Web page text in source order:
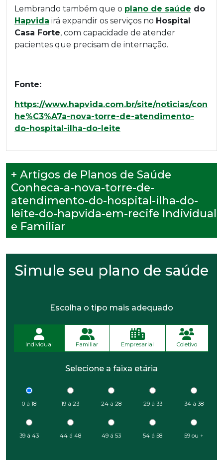
Lembrando também que o plano de saúde do
Hapvida irá expandir os serviços no Hospital
Casa Forte, com capacidade de atender
pacientes que precisam de internação.
Fonte:
https://www.hapvida.com.br/site/noticias/con
he%C3%A7a-nova-torre-de-atendimento-
do-hospital-ilha-do-leite
+ Artigos de Planos de Saúde
Conheca-a-nova-torre-de-
atendimento-do-hospital-ilha-do-
leite-do-hapvida-em-recife Individual
e Familiar
Simule seu plano de saúde
Escolha o tipo mais adequado
Individual Familiar Empresarial Coletivo
Selecione a faixa etária
0 á 18 19 á 23 24 á 28 29 á 33 34 á 38
39 á 43 44 á 48 49 á 53 54 á 58 59 ou +